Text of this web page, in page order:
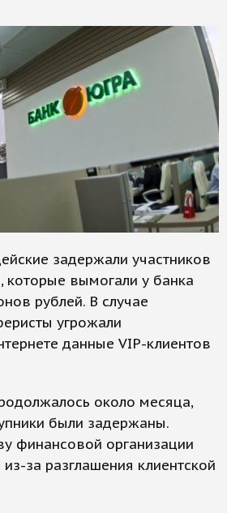
задержали участников
которые вымогали у банка
рублей. В случае
угрожали
данные VIP-клиентов
около месяца,
были задержаны.
финансовой организации
за разглашения клиентской